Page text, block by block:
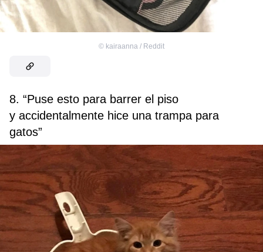
© kairaanna / Reddit
8. “Puse esto para barrer el piso
y accidentalmente hice una trampa para
gatos”